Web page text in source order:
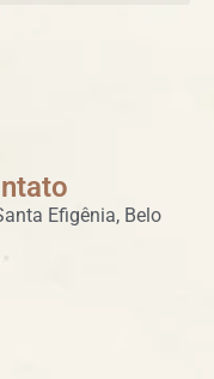
Efigênia, Belo